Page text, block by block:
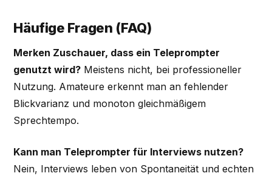
Häufige Fragen (FAQ)
Merken Zuschauer, dass ein Teleprompter
genutzt wird? Meistens nicht, bei professioneller
Nutzung. Amateure erkennt man an fehlender
Blickvarianz und monoton gleichmäßigem
Sprechtempo.
Kann man Teleprompter für Interviews nutzen?
Nein, Interviews leben von Spontaneität und echten